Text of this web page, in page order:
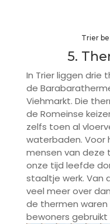
Trier
5.
In Trier liggen drie
de
Viehmarkt. Die
de Romeinse
zelfs toen al
waterbaden. Voor
mensen van deze
onze tijd leefde
staaltje werk. Van
veel meer over
de thermen
bewoners gebruikt